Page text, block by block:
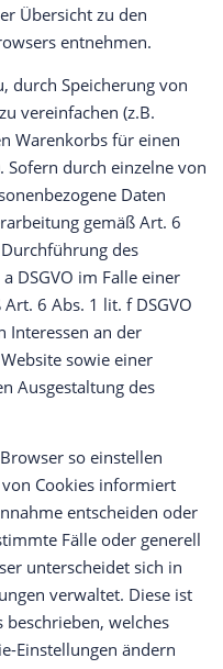
Übersicht zu den
entnehmen.
durch Speicherung von
vereinfachen (z.B.
Warenkorbs für einen
Sofern durch einzelne von
Daten
gemäß Art. 6
des
DSGVO im Falle einer
6 Abs. 1 lit. f DSGVO
Interessen an der
sowie einer
Ausgestaltung des
so einstellen
von Cookies informiert
entscheiden oder
Fälle oder generell
unterscheidet sich in
verwaltet. Diese ist
welches
Einstellungen ändern